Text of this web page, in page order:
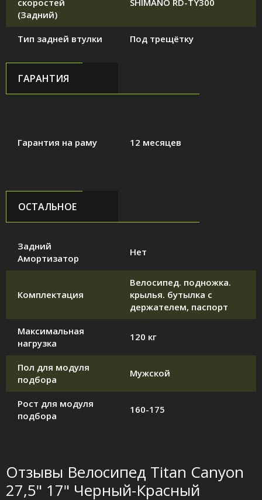
скоростей
(Задний)
SHIMANO RD-TY300
Тип задней втулки Под трещётку
ГАРАНТИЯ
Гарантия на раму 12 месяцев
ОСТАЛЬНОЕ
Задний
Амортизатор
Нет
Комплектация
Велосипед. подножка.
крылья. бутылка с
держателем, паспорт
Максимальная
нагрузка
120 кг
Пол для модуля
подбора
Мужской
Рост для модуля
подбора
160-175
Отзывы Велосипед Titan Canyon
27,5" 17" Черный-Красный